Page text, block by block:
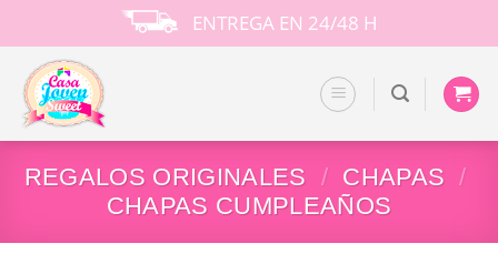
to
content
ENTREGA EN 24/48 H
REGALOS ORIGINALES / CHAPAS /
CHAPAS CUMPLEAÑOS